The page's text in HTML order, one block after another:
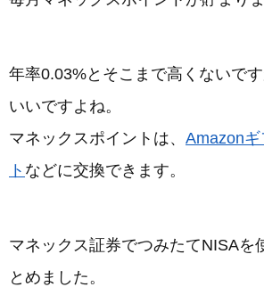
年率0.03%とそこまで高くないで
いいですよね。
マネックスポイントは、 Amazonギ
ト などに交換できます。
マネックス証券でつみたてNISAを
とめました。